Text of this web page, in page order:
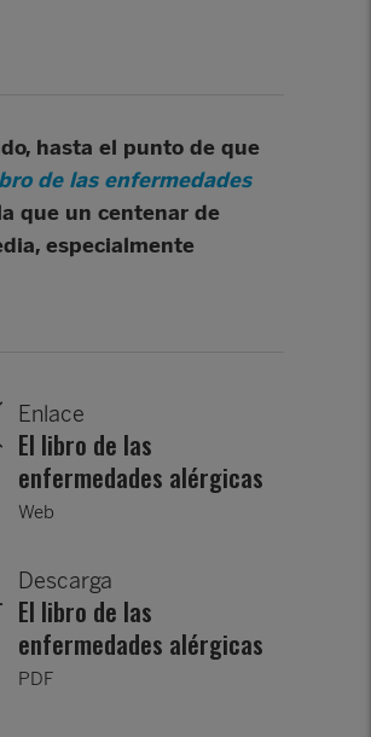
hasta el punto de que
de las enfermedades
que un centenar de
especialmente
Enlace
El libro de las
enfermedades alérgicas
Web
Descarga
El libro de las
enfermedades alérgicas
PDF